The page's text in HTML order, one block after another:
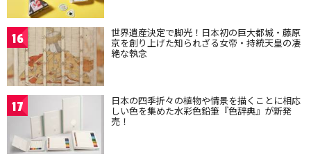
16 世界遺産決定で脚光！日本初の巨大都城・藤原
京を創り上げた知られざる女帝・持統天皇の凄
絶な執念
17 日本の四季折々の植物や情景を描くことに相応
しい色を集めた水彩色鉛筆『色辞典』が新発
売！